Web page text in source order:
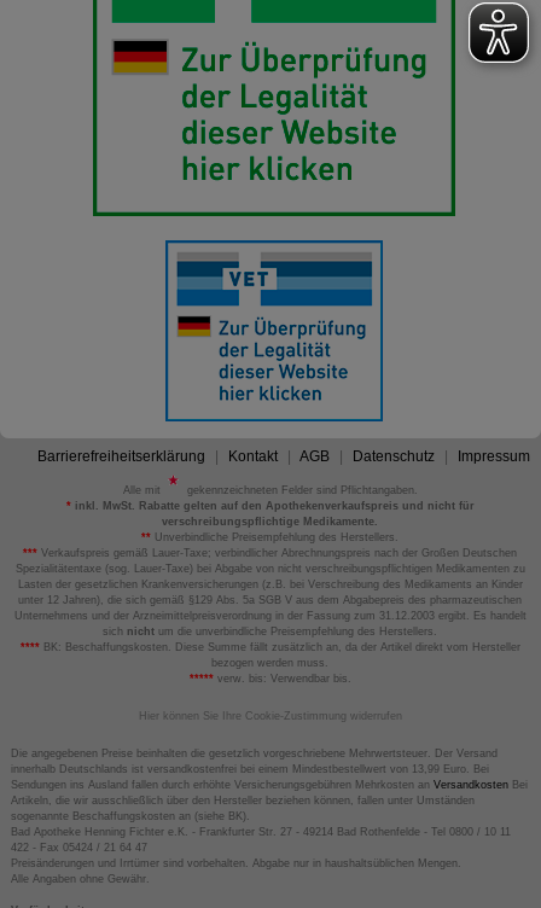
Barrierefreiheitserklärung Kontakt AGB Datenschutz Impressum
Alle mit
gekennzeichneten Felder sind Pflichtangaben.
*inkl. MwSt. Rabatte gelten auf den Apothekenverkaufspreis und nicht für
verschreibungspflichtige Medikamente.
** Unverbindliche Preisempfehlung des Herstellers.
*** Verkaufspreis gemäß Lauer-Taxe; verbindlicher Abrechnungspreis nach der Großen Deutschen
Spezialitätentaxe (sog. Lauer-Taxe) bei Abgabe von nicht verschreibungspflichtigen Medikamenten zu
Lasten der gesetzlichen Krankenversicherungen (z.B. bei Verschreibung des Medikaments an Kinder
unter 12 Jahren), die sich gemäß §129 Abs. 5a SGB V aus dem Abgabepreis des pharmazeutischen
Unternehmens und der Arzneimittelpreisverordnung in der Fassung zum 31.12.2003 ergibt. Es handelt
sich nicht um die unverbindliche Preisempfehlung des Herstellers.
****BK: Beschaffungskosten. Diese Summe fällt zusätzlich an, da der Artikel direkt vom Hersteller
bezogen werden muss.
*****verw. bis: Verwendbar bis.
Hier können Sie Ihre Cookie-Zustimmung widerrufen
Die angegebenen Preise beinhalten die gesetzlich vorgeschriebene Mehrwertsteuer. Der Versand
innerhalb Deutschlands ist versandkostenfrei bei einem Mindestbestellwert von 13,99 Euro. Bei
Sendungen ins Ausland fallen durch erhöhte Versicherungsgebühren Mehrkosten an VersandkostenBei
Artikeln, die wir ausschließlich über den Hersteller beziehen können, fallen unter Umständen
sogenannte Beschaffungskosten an (siehe BK).
Bad Apotheke Henning Fichter e.K. - Frankfurter Str. 27 - 49214 Bad Rothenfelde - Tel 0800 / 10 11
422 - Fax 05424 / 21 64 47
Preisänderungen und Irrtümer sind vorbehalten. Abgabe nur in haushaltsüblichen Mengen.
Alle Angaben ohne Gewähr.